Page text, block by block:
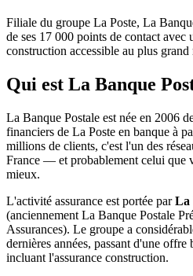
Filiale du groupe La Poste, La
de ses 17 000 points de contact avec
construction accessible au plus grand
Qui est La Banque
La Banque Postale est née en 2006
financiers de La Poste en banque à
millions de clients, c'est l'un des
France — et probablement celui que
mieux.
L'activité assurance est portée parLa
(anciennement La Banque Postale
Assurances). Le groupe a
dernières années, passant d'une
incluant l'assurance construction.